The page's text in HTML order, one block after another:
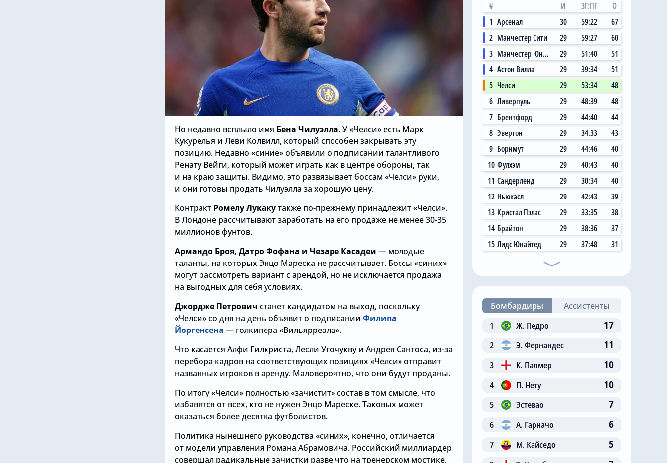
Но недавно всплыло имя Бена Чилуэлла. У «Челси» есть Марк
Кукурелья и Леви Колвилл, который способен закрывать эту
позицию. Недавно «синие» объявили о подписании талантливого
Ренату Вейги, который может играть как в центре обороны, так
и на краю защиты. Видимо, это развязывает боссам «Челси» руки,
и они готовы продать Чилуэлла за хорошую цену.
Контракт Ромелу Лукакутакже по-прежнему принадлежит «Челси».
В Лондоне рассчитывают заработать на его продаже не менее 30-35
миллионов фунтов.
Армандо Броя, Датро Фофана и Чезаре Касадеи — молодые
таланты, на которых Энцо Мареска не рассчитывает. Боссы «синих»
могут рассмотреть вариант с арендой, но не исключается продажа
на выгодных для себя условиях.
Джордже Петрович станет кандидатом на выход, поскольку
«Челси» со дня на день объявит о подписании Филипа
Йоргенсена — голкипера «Вильярреала».
Что касается Алфи Гилкриста, Лесли Угочукву и Андрея Сантоса, из-за
перебора кадров на соответствующих позициях «Челси» отправит
названных игроков в аренду. Маловероятно, что они будут проданы.
По итогу «Челси» полностью «зачистит» состав в том смысле, что
избавятся от всех, кто не нужен Энцо Мареске. Таковых может
оказаться более десятка футболистов.
Политика нынешнего руководства «синих», конечно, отличается
от модели управления Романа Абрамовича. Российский миллиардер
совершал радикальные зачистки разве что на тренерском мостике,
# И ЗГ:ПГ
О
1 Арсенал 30 59:22
67
2 Манчестер Сити 29 59:27
60
3
Манчестер Юнайтед 29 51:40
51
4 Астон Вилла 29 39:34
51
5 Челси 29 53:34
48
6 Ливерпуль 29 48:39
48
7 Брентфорд 29 44:40
44
8 Эвертон 29 34:33
43
9 Борнмут 29 44:46
40
10 Фулхэм 29 40:43
40
11 Сандерленд 29 30:34
40
12 Ньюкасл 29 42:43
39
13 Кристал Пэлас 29 33:35
38
14 Брайтон 29 38:36
37
15 Лидс Юнайтед 29 37:48 31
Бомбардиры
Ассистенты
1
Ж. Педро 17
2 Э. Фернандес 11
3 К. Палмер 10
4 П. Нету 10
5 Эстевао 7
6 А. Гарначо 6
7 М. Кайседо 5